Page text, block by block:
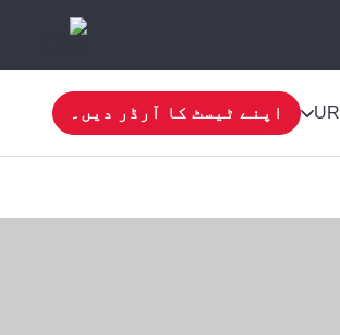
UR اپنے ٹیسٹ کا آرڈر دیں۔